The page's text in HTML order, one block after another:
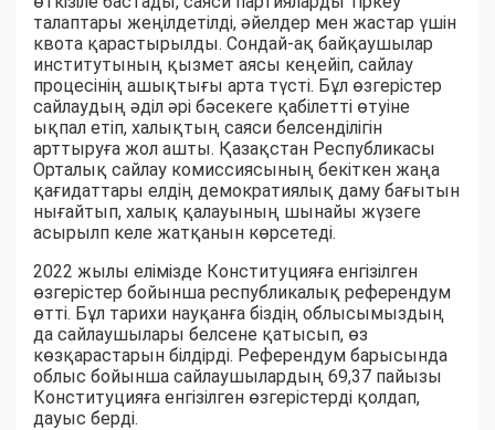
талаптары жеңілдетілді, әйелдер мен жастар үшін
квота қарастырылды. Сондай-ақ байқаушылар
институтының қызмет аясы кеңейіп, сайлау
процесінің ашықтығы арта түсті. Бұл өзгерістер
сайлаудың әділ әрі бәсекеге қабілетті өтуіне
ықпал етіп, халықтың саяси белсенділігін
арттыруға жол ашты. Қазақстан Республикасы
Орталық сайлау комиссиясының бекіткен жаңа
қағидаттары елдің демократиялық даму бағытын
нығайтып, халық қалауының шынайы жүзеге
асырылп келе жатқанын көрсетеді.
2022 жылы елімізде Конституцияға енгізілген
өзгерістер бойынша республикалық референдум
өтті. Бұл тарихи науқанға біздің облысымыздың
да сайлаушылары белсене қатысып, өз
көзқарастарын білдірді. Референдум барысында
облыс бойынша сайлаушылардың 69,37 пайызы
Конституцияға енгізілген өзгерістерді қолдап,
дауыс берді.